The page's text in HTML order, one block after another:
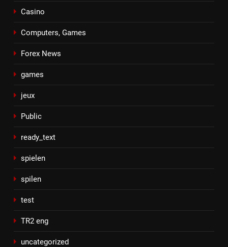
Casino
Computers, Games
Forex News
games
jeux
Public
ready_text
spielen
spilen
test
TR2 eng
uncategorized